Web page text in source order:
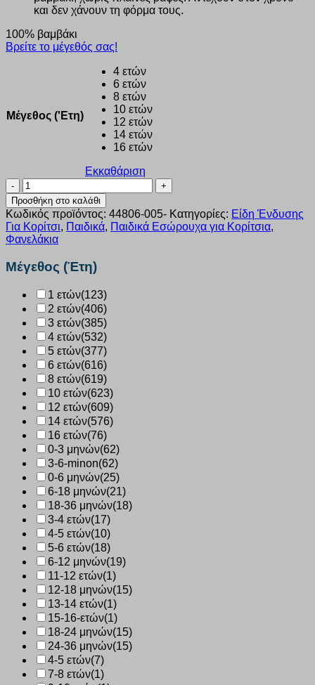
και δεν χάνουν τη φόρμα τους.
100% βαμβάκι
Βρείτε το μέγεθός σας!
Μέγεθος ('Ετη)
4 ετών
6 ετών
8 ετών
10 ετών
12 ετών
14 ετών
16 ετών
Εκκαθάριση
Φανελάκι
κορίτσι
Minerva
Κοντομάνικο
”All
good
things”
3
λευκά
44806-
005
ποσότητα
Προσθήκη στο καλάθι
Κωδικός προϊόντος: 44806-005- Κατηγορίες: Είδη Ένδυσης
Για Κορίτσι, Παιδικά, Παιδικά Εσώρουχα για Κορίτσια,
Φανελάκια
Μέγεθος (Έτη)
1 ετών(123)
2 ετών(406)
3 ετών(385)
4 ετών(532)
5 ετών(377)
6 ετών(616)
8 ετών(619)
10 ετών(623)
12 ετών(609)
14 ετών(576)
16 ετών(76)
0-3 μηνών(62)
3-6-minon(62)
0-6 μηνών(25)
6-18 μηνών(21)
18-36 μηνών(18)
3-4 ετών(17)
4-5 ετών(10)
5-6 ετών(18)
6-12 μηνών(19)
11-12 ετών(1)
12-18 μηνών(15)
13-14 ετών(1)
15-16-ετών(1)
18-24 μηνών(15)
24-36 μηνών(15)
4-5 ετών(7)
7-8 ετών(1)